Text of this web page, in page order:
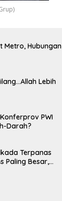
Metro, Hubungan
Lebih
PWI
Darah?
Terpanas
Paling Besar,